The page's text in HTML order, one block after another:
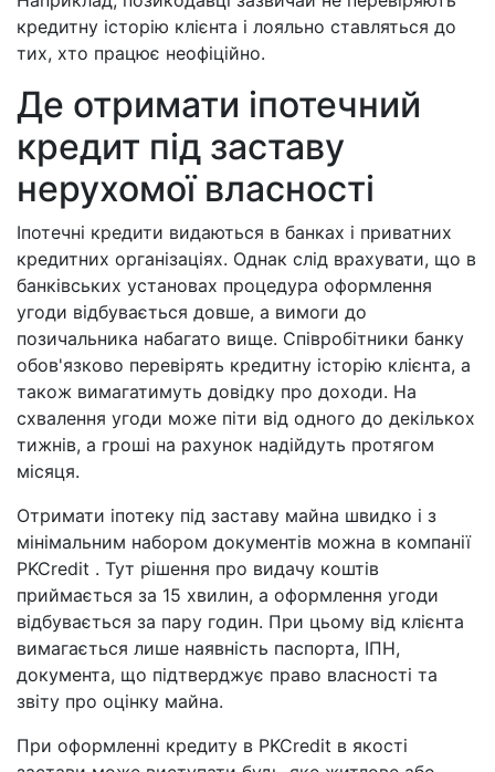
кредитну історію клієнта і лояльно ставляться до
тих, хто працює неофіційно.
Де отримати іпотечний
кредит під заставу
нерухомої власності
Іпотечні кредити видаються в банках і приватних
кредитних організаціях. Однак слід врахувати, що в
банківських установах процедура оформлення
угоди відбувається довше, а вимоги до
позичальника набагато вище. Співробітники банку
обов'язково перевірять кредитну історію клієнта, а
також вимагатимуть довідку про доходи. На
схвалення угоди може піти від одного до декількох
тижнів, а гроші на рахунок надійдуть протягом
місяця.
Отримати іпотеку під заставу майна швидко і з
мінімальним набором документів можна в компанії
PKCredit . Тут рішення про видачу коштів
приймається за 15 хвилин, а оформлення угоди
відбувається за пару годин. При цьому від клієнта
вимагається лише наявність паспорта, ІПН,
документа, що підтверджує право власності та
звіту про оцінку майна.
При оформленні кредиту в PKCredit в якості